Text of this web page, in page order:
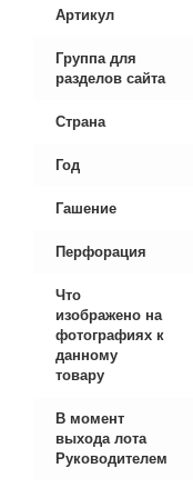
Артикул
Группа для
разделов сайта
Страна
Год
Гашение
Перфорация
Что
изображено на
фотографиях к
данному
товару
В момент
выхода лота
Руководителем